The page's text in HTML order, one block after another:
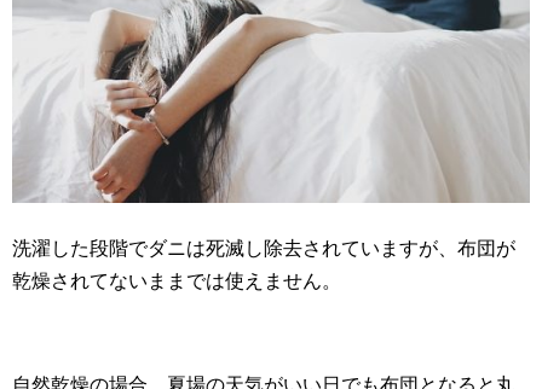
洗濯した段階でダニは死滅し除去されていますが、布団が
乾燥されてないままでは使えません。
自然乾燥の場合、夏場の天気がいい日でも布団となると丸